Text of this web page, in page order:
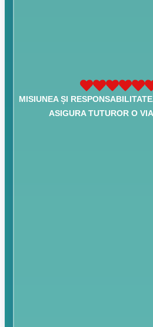
MISIUNEA ȘI
ASIGURA TUTUROR O